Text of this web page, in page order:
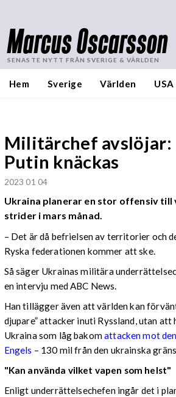
Marcus Oscarsson
SENASTE NYTT FRÅN SVERIGE & VÄRLDEN
Hem Sverige Världen USA
Militärchef avslöjar:
Putin knäckas
2023 01 04
Ukraina planerar en stor offensiv till
strider i mars månad.
– Det är då befrielsen av territorier och
Ryska federationen kommer att ske.
Så säger Ukrainas militära
en intervju med ABC News.
Han tillägger även att världen kan
djupare” attacker inuti Ryssland, utan att
Ukraina som låg bakomattacken mot
Engels – 130 mil från den ukrainska
"Kan använda vilket vapen som helst"
Enligt underrättelsechefen ingår det i